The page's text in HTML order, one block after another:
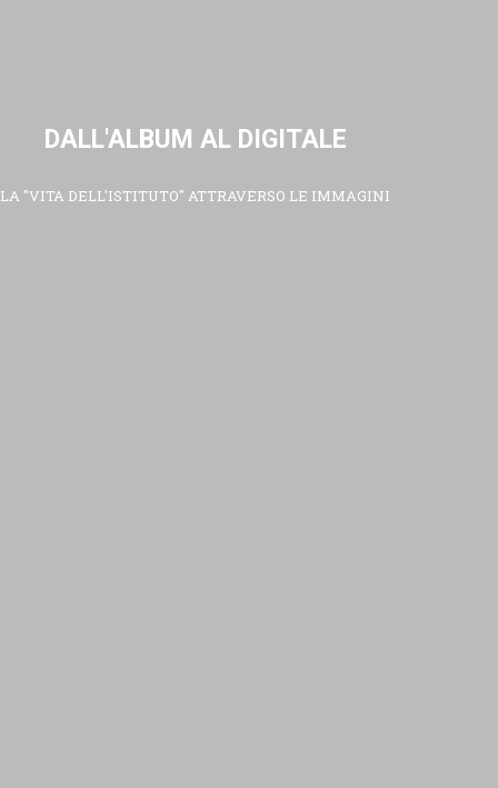
DALL'ALBUM AL DIGITALE
LA "VITA DELL'ISTITUTO" ATTRAVERSO LE IMMAGINI